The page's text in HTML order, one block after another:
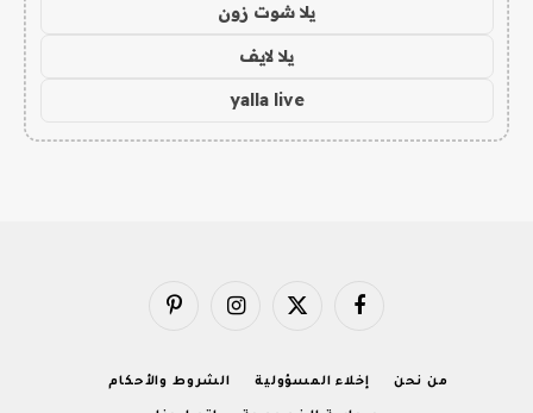
يلا شوت زون
يلا لايف
yalla live
فيسبوك X
الانستغرامبينتيريست
من نحن إخلاء المسؤولية الشروط والأحكام